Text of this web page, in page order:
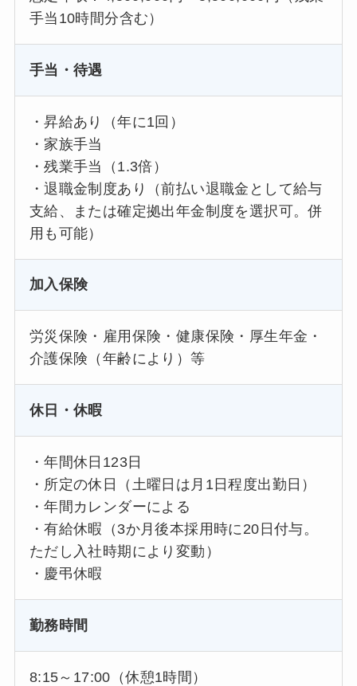
手当10時間分含む）
手当・待遇
・昇給あり（年に1回）
・家族手当
・残業手当（1.3倍）
・退職金制度あり（前払い退職金として給与
支給、または確定拠出年金制度を選択可。併
用も可能）
加入保険
労災保険・雇用保険・健康保険・厚生年金・
介護保険（年齢により）等
休日・休暇
・年間休日123日
・所定の休日（土曜日は月1日程度出勤日）
・年間カレンダーによる
・有給休暇（3か月後本採用時に20日付与。
ただし入社時期により変動）
・慶弔休暇
勤務時間
8:15～17:00（休憩1時間）